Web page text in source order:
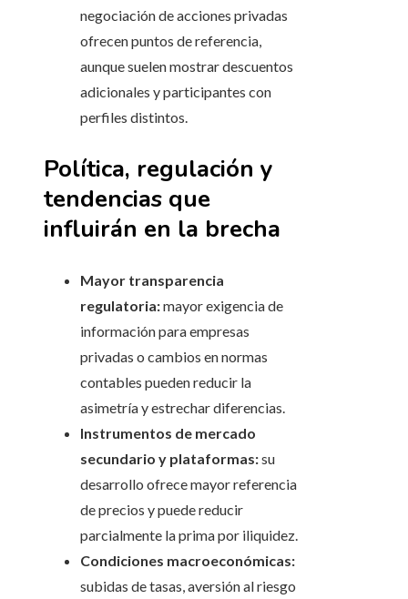
negociación de acciones privadas
ofrecen puntos de referencia,
aunque suelen mostrar descuentos
adicionales y participantes con
perfiles distintos.
Política, regulación y
tendencias que
influirán en la brecha
Mayor transparencia
regulatoria:mayor exigencia de
información para empresas
privadas o cambios en normas
contables pueden reducir la
asimetría y estrechar diferencias.
Instrumentos de mercado
secundario y plataformas:su
desarrollo ofrece mayor referencia
de precios y puede reducir
parcialmente la prima por iliquidez.
Condiciones macroeconómicas:
subidas de tasas, aversión al riesgo